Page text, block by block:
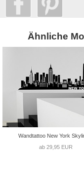
Ähnliche
Wandtattoo New York
ab 29,95 EUR